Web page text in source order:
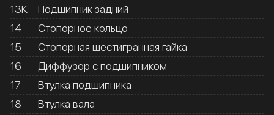
13К
Подшипник задний
14
Стопорное кольцо
15
Стопорная шестигранная гайка
16
Диффузор с подшипником
17
Втулка подшипника
18
Втулка вала